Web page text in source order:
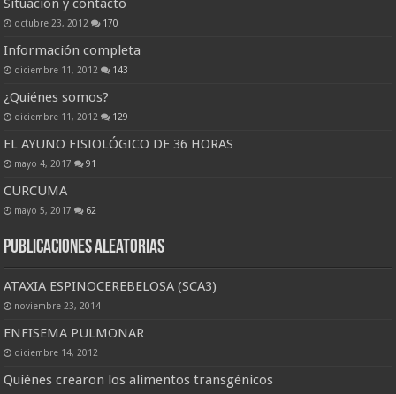
Situación y contacto
octubre 23, 2012 170
Información completa
diciembre 11, 2012 143
¿Quiénes somos?
diciembre 11, 2012 129
EL AYUNO FISIOLÓGICO DE 36 HORAS
mayo 4, 2017 91
CURCUMA
mayo 5, 2017 62
Publicaciones Aleatorias
ATAXIA ESPINOCEREBELOSA (SCA3)
noviembre 23, 2014
ENFISEMA PULMONAR
diciembre 14, 2012
Quiénes crearon los alimentos transgénicos